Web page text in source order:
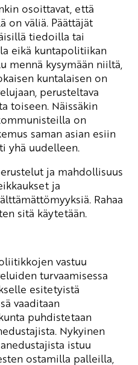
osoittavat, että
on väliä. Päättäjät
tiedoilla tai
eikä kuntapolitiikan
mennä kysymään niiltä,
kuntalaisen on
perusteltava
toiseen. Näissäkin
on
saman asian esiin
yhä uudelleen.
ja mahdollisuus
ja
Rahaa
sitä käytetään.
vastuu
turvaamisessa
esitetyistä
vaaditaan
puhdistetaan
Nykyinen
istuu
ostamilla palleilla,